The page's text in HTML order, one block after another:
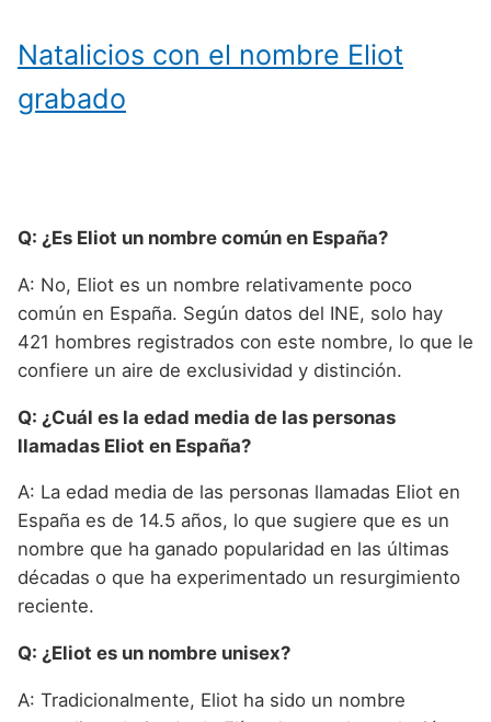
Natalicios con el nombre Eliot
grabado
Q: ¿Es Eliot un nombre común en España?
A: No, Eliot es un nombre relativamente poco
común en España. Según datos del INE, solo hay
421 hombres registrados con este nombre, lo que le
confiere un aire de exclusividad y distinción.
Q: ¿Cuál es la edad media de las personas
llamadas Eliot en España?
A: La edad media de las personas llamadas Eliot en
España es de 14.5 años, lo que sugiere que es un
nombre que ha ganado popularidad en las últimas
décadas o que ha experimentado un resurgimiento
reciente.
Q: ¿Eliot es un nombre unisex?
A: Tradicionalmente, Eliot ha sido un nombre